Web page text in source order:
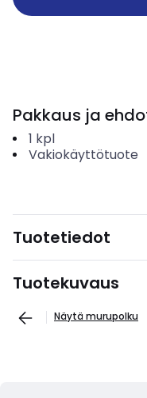
Pakkaus ja
1 kpl
Vakiokäyttötuote
Tuotetiedot
Tuotekuvaus
Näytä murupolku